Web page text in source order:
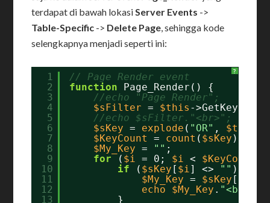
terdapat di bawah lokasiServer Events ->
Table-Specific -> Delete Page, sehingga kode
selengkapnya menjadi seperti ini:
?
1
2
3
4
5
6
7
8
9
10
11
12
13
// Page Render event
function
Page_Render() {
//echo "Page Render";
$sFilter = $this -
//echo $sFilter."<br>";
$sKey = explode ( "OR" , $this
$KeyCount
= count ( $sKey );
$My_Key = "" ;
for
( $i = 0; $i < $KeyCount
if
( $sKey [ $i] <> "" ) {
$My_Key = $sKey [
echo
$My_Key . "<br>"
}